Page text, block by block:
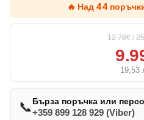
🔥 Над 44
12.78€ /
19,53
📞Бърза поръчка или
+359 899 128 929 (Viber)